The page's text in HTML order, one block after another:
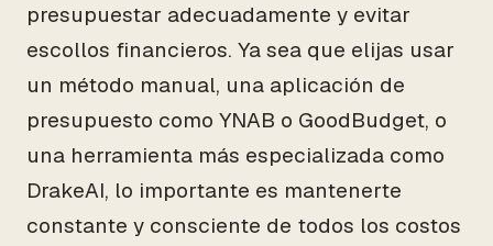
presupuestar adecuadamente y evitar
escollos financieros. Ya sea que elijas usar
un método manual, una aplicación de
presupuesto como YNAB o GoodBudget, o
una herramienta más especializada como
DrakeAI, lo importante es mantenerte
constante y consciente de todos los costos